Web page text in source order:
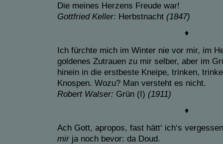
Die meines Herzens Freude war!
Gottfried Keller: Herbstnacht (1847)
♦
Ich fürchte mich im Winter nie vor mir, im
goldenes Zutrauen zu mir selber, aber im
hinein in die erstbeste Kneipe, trinken,
Knospen. Wozu? Man versteht es nicht.
Robert Walser: Grün (I) (1911)
♦
Ach Gott, apropos, fast hätt‘ ich‘s
mir ja noch bevor: da Doud.